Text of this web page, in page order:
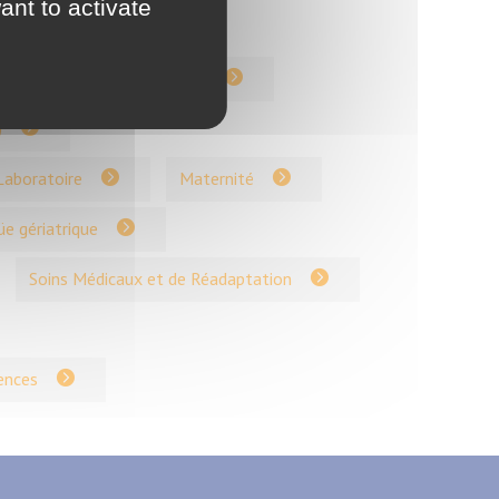
(EHPAD)
Maternité
gériatrique
Soins Médicaux et de Réadaptation
to activate